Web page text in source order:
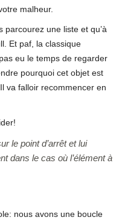
malheur.
parcourez une liste et qu’à
Et paf, la classique
eu le temps de regarder
pourquoi cet objet est
va falloir recommencer en
le point d’arrêt et lui
dans le cas où l’élément à
nous avons une boucle